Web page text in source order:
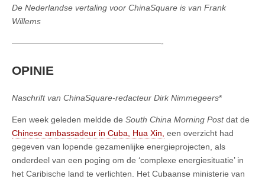
De Nederlandse vertaling voor ChinaSquare is van Frank
Willems
——————————————————-
OPINIE
Naschrift van ChinaSquare-redacteur Dirk Nimmegeers*
Een week geleden meldde de South China Morning Postdat de
Chinese ambassadeur in Cuba, Hua Xin, een overzicht had
gegeven van lopende gezamenlijke energieprojecten, als
onderdeel van een poging om de ‘complexe energiesituatie’ in
het Caribische land te verlichten. Het Cubaanse ministerie van